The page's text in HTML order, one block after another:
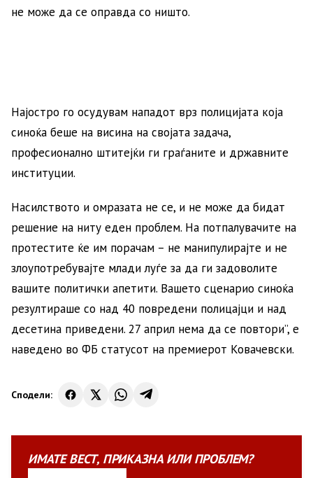
не може да се оправда со ништо.
Најостро го осудувам нападот врз полицијата која
синоќа беше на висина на својата задача,
професионално штитејќи ги граѓаните и државните
институции.
Насилството и омразата не се, и не може да бидат
решение на ниту еден проблем. На потпалувачите на
протестите ќе им порачам – не манипулирајте и не
злоупотребувајте млади луѓе за да ги задоволите
вашите политички апетити. Вашето сценарио синоќа
резултираше со над 40 повредени полицајци и над
десетина приведени. 27 април нема да се повтори”, е
наведено во ФБ статусот на премиерот Ковачевски.
Сподели:
ИМАТЕВЕСТ, ПРИКАЗНАИЛИПРОБЛЕМ?